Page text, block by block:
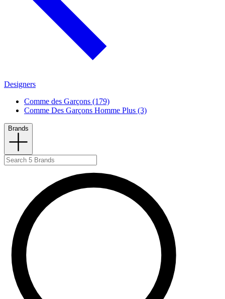
Designers
Comme des Garçons (179)
Comme Des Garçons Homme Plus (3)
Brands